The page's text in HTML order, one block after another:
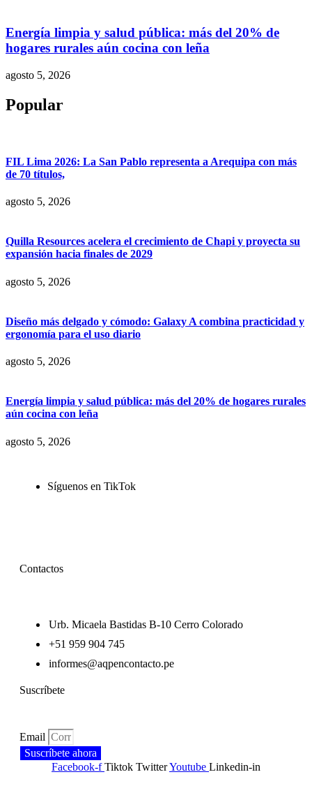
Energía limpia y salud pública: más del 20% de
hogares rurales aún cocina con leña
agosto 5, 2026
Popular
FIL Lima 2026: La San Pablo representa a Arequipa con más
de 70 títulos,
agosto 5, 2026
Quilla Resources acelera el crecimiento de Chapi y proyecta su
expansión hacia finales de 2029
agosto 5, 2026
Diseño más delgado y cómodo: Galaxy A combina practicidad y
ergonomía para el uso diario
agosto 5, 2026
Energía limpia y salud pública: más del 20% de hogares rurales
aún cocina con leña
agosto 5, 2026
Síguenos en TikTok
Contactos
Urb. Micaela Bastidas B-10 Cerro Colorado
+51 959 904 745
informes@aqpencontacto.pe
Suscríbete
Email
Suscríbete ahora
Facebook-f Tiktok TwitterYoutube Linkedin-in